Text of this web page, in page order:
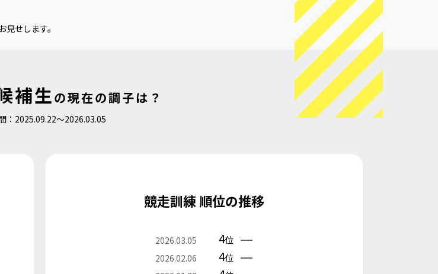
見せします。
補生の現在の調子は？
：2025.09.22〜2026.03.05
競走訓練 順位の推移
2026.03.05 4位
2026.02.06
4位